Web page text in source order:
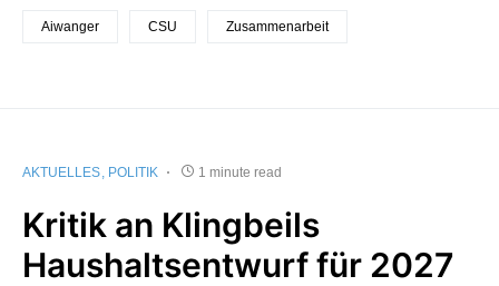
Aiwanger CSU Zusammenarbeit
AKTUELLES POLITIK 1 minute read
Kritik an Klingbeils
Haushaltsentwurf für 2027